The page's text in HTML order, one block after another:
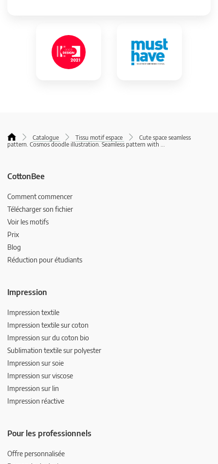
Catalogue Tissu motif espace
Cute space seamless
pattern. Cosmos doodle illustration. Seamless pattern with ...
CottonBee
Comment commencer
Télécharger son fichier
Voir les motifs
Prix
Blog
Réduction pour étudiants
Impression
Impression textile
Impression textile sur coton
Impression sur du coton bio
Sublimation textile sur polyester
Impression sur soie
Impression sur viscose
Impression sur lin
Impression réactive
Pour les professionnels
Offre personnalisée